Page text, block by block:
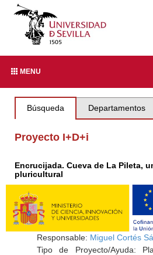
MENU
Búsqueda Departamentos
Proyecto I+D+i
Encrucijada. Cueva de La Pileta,
pluricultural
Responsable: Miguel Cortés
Tipo de Proyecto/Ayuda: